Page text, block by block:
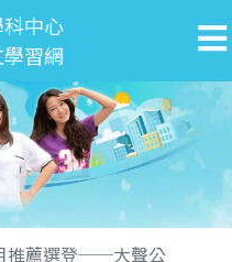
中心
習網
推薦選登──大聲公